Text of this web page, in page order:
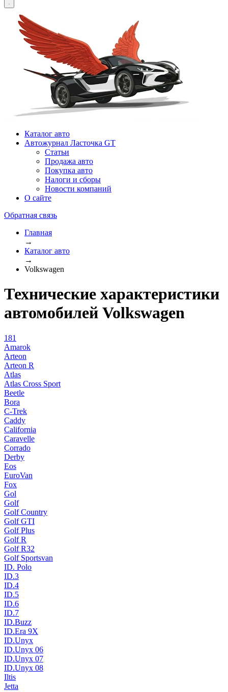
Каталог авто
Автожурнал Ласточка GT
Статьи
Продажа авто
Покупка авто
Налоги и сборы
Новости компаний
О сайте
Обратная связь
Главная
→
Каталог авто
→
Volkswagen
Технические характеристики
автомобилей Volkswagen
181
Amarok
Arteon
Arteon R
Atlas
Atlas Cross Sport
Beetle
Bora
C-Trek
Caddy
California
Caravelle
Corrado
Derby
Eos
EuroVan
Fox
Gol
Golf
Golf Country
Golf GTI
Golf Plus
Golf R
Golf R32
Golf Sportsvan
ID. Polo
ID.3
ID.4
ID.5
ID.6
ID.7
ID.Buzz
ID.Era 9X
ID.Unyx
ID.Unyx 06
ID.Unyx 07
ID.Unyx 08
Iltis
Jetta